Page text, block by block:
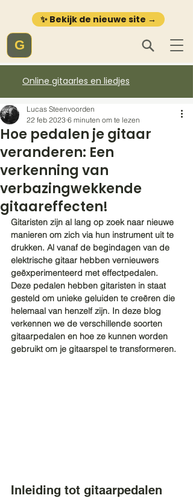
✨ Bekijk de nieuwe site →
G
Online gitaarles en liedjes
Hoe pedalen je gitaar
veranderen: Een
verkenning van
verbazingwekkende
gitaareffecten!
Lucas Steenvoorden
22 feb 2023 6 minuten om te lezen
Gitaristen zijn al lang op zoek naar nieuwe
manieren om zich via hun instrument uit te
drukken. Al vanaf de begindagen van de
elektrische gitaar hebben vernieuwers
geëxperimenteerd met effectpedalen.
Deze pedalen hebben gitaristen in staat
gesteld om unieke geluiden te creëren die
helemaal van henzelf zijn. In deze blog
verkennen we de verschillende soorten
gitaarpedalen en hoe ze kunnen worden
gebruikt om je gitaarspel te transformeren.
Inleiding tot gitaarpedalen